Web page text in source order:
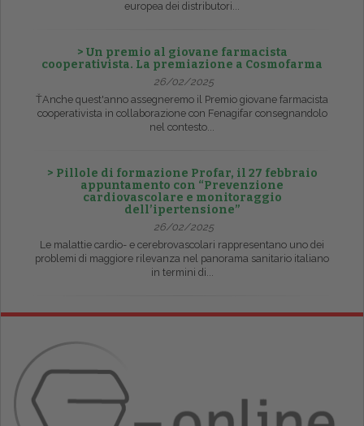
europea dei distributori...
> Un premio al giovane farmacista
cooperativista. La premiazione a Cosmofarma
26/02/2025
ŤAnche quest'anno assegneremo il Premio giovane farmacista
cooperativista in collaborazione con Fenagifar consegnandolo
nel contesto...
> Pillole di formazione Profar, il 27 febbraio
appuntamento con “Prevenzione
cardiovascolare e monitoraggio
dell’ipertensione”
26/02/2025
Le malattie cardio- e cerebrovascolari rappresentano uno dei
problemi di maggiore rilevanza nel panorama sanitario italiano
in termini di...